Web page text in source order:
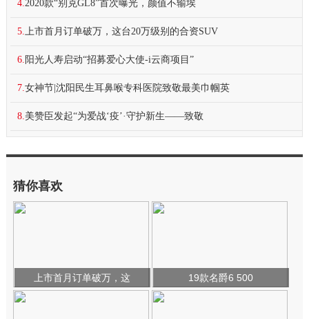
4. 2020款“别克GL8”首次曝光，颜值不输埃
5. 上市首月订单破万，这台20万级别的合资SUV
6. 阳光人寿启动“招募爱心大使-i云商项目”
7. 女神节|沈阳民生耳鼻喉专科医院致敬最美巾帼英
8. 美赞臣发起“为爱战‘疫’·守护新生——致敬
猜你喜欢
上市首月订单破万，这 19款名爵6 500